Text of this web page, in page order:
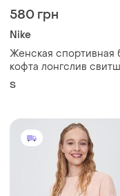
580 грн
Nike
Женская спортивная
кофта лонгслив
полузипка nike s (42-
S